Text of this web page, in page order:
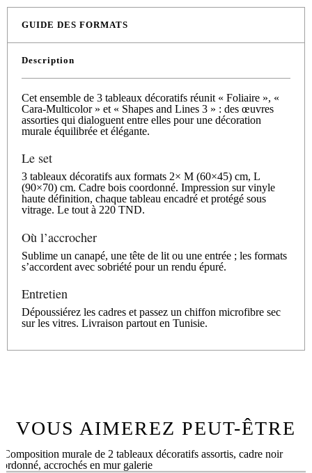
GUIDE DES FORMATS
Description
Cet ensemble de 3 tableaux décoratifs réunit « Foliaire », «
Cara-Multicolor » et « Shapes and Lines 3 » : des œuvres
assorties qui dialoguent entre elles pour une décoration
murale équilibrée et élégante.
Le set
3 tableaux décoratifs aux formats 2× M (60×45) cm, L
(90×70) cm. Cadre bois coordonné. Impression sur vinyle
haute définition, chaque tableau encadré et protégé sous
vitrage. Le tout à 220 TND.
Où l’accrocher
Sublime un canapé, une tête de lit ou une entrée ; les formats
s’accordent avec sobriété pour un rendu épuré.
Entretien
Dépoussiérez les cadres et passez un chiffon microfibre sec
sur les vitres. Livraison partout en Tunisie.
VOUS AIMEREZ PEUT-ÊTRE